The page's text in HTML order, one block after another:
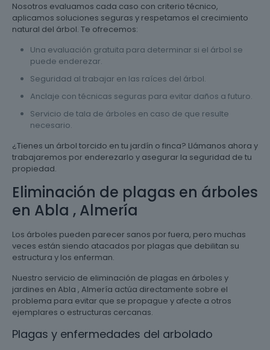
Nosotros evaluamos cada caso con criterio técnico,
aplicamos soluciones seguras y respetamos el crecimiento
natural del árbol. Te ofrecemos:
Una evaluación gratuita para determinar si el árbol se
puede enderezar.
Seguridad al trabajar en las raíces del árbol.
Anclaje con técnicas seguras para evitar daños a futuro.
Servicio de tala de árboles en caso de que resulte
necesario.
¿Tienes un árbol torcido en tu jardín o finca? Llámanos ahora y
trabajaremos por enderezarlo y asegurar la seguridad de tu
propiedad.
Eliminación de plagas en árboles
en Abla , Almería
Los árboles pueden parecer sanos por fuera, pero muchas
veces están siendo atacados por plagas que debilitan su
estructura y los enferman.
Nuestro servicio de eliminación de plagas en árboles y
jardines en Abla , Almería actúa directamente sobre el
problema para evitar que se propague y afecte a otros
ejemplares o estructuras cercanas.
Plagas y enfermedades del arbolado